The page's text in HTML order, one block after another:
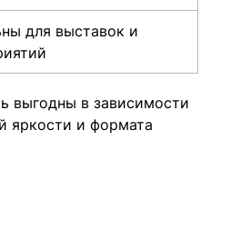
для выставок и
выгодны в зависимости
яркости и формата